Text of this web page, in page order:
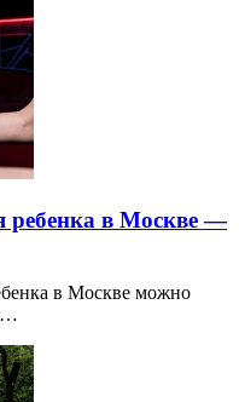
ребенка в Москве —
в Москве можно